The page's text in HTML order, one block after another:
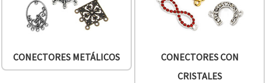
CONECTORES METÁLICOS
CONECTORES CON
CRISTALES